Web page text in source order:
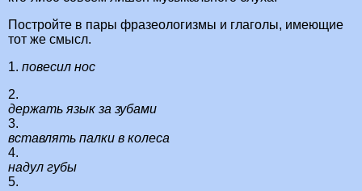
Постройте в пары фразеологизмы и глаголы, имеющие
тот же смысл.
1. повесил нос
2.
держать язык за зубами
3.
вставлять палки в колеса
4.
надул губы
5.